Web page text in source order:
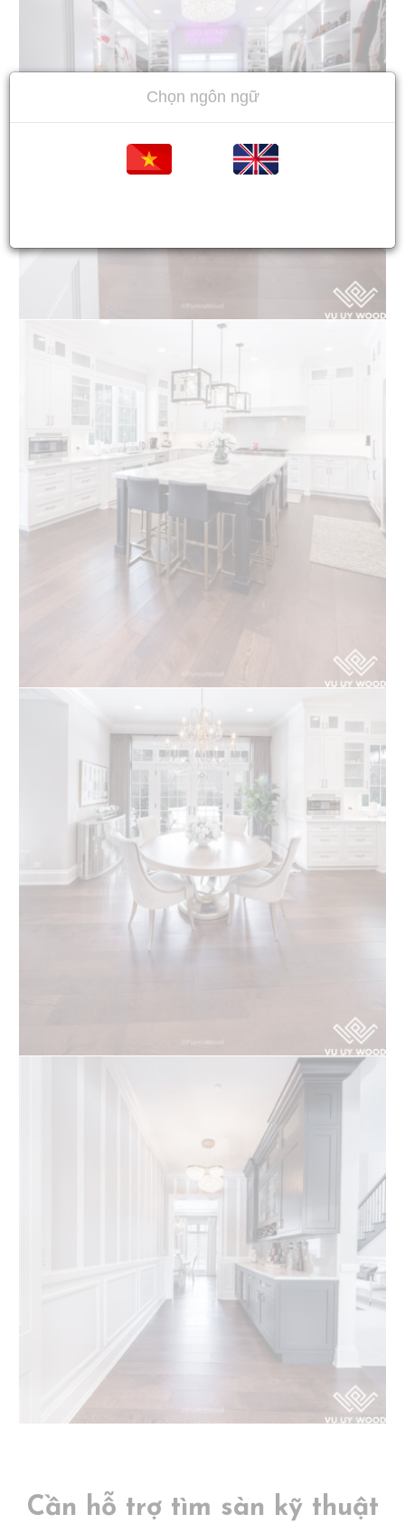
Cần hỗ trợ tìm sàn kỹ thuật
Chọn ngôn ngữ